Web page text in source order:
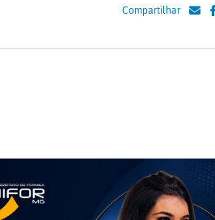
Compartilhar